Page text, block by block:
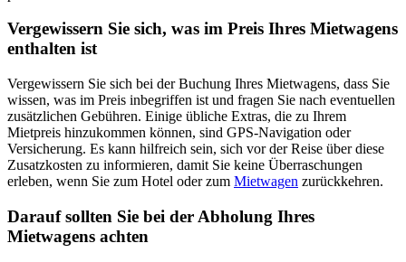
Vergewissern Sie sich, was im Preis Ihres Mietwagens
enthalten ist
Vergewissern Sie sich bei der Buchung Ihres Mietwagens, dass Sie
wissen, was im Preis inbegriffen ist und fragen Sie nach eventuellen
zusätzlichen Gebühren. Einige übliche Extras, die zu Ihrem
Mietpreis hinzukommen können, sind GPS-Navigation oder
Versicherung. Es kann hilfreich sein, sich vor der Reise über diese
Zusatzkosten zu informieren, damit Sie keine Überraschungen
erleben, wenn Sie zum Hotel oder zum Mietwagen zurückkehren.
Darauf sollten Sie bei der Abholung Ihres
Mietwagens achten